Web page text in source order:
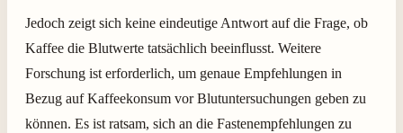
Jedoch zeigt sich keine eindeutige Antwort auf die Frage, ob
Kaffee die Blutwerte tatsächlich beeinflusst. Weitere
Forschung ist erforderlich, um genaue Empfehlungen in
Bezug auf Kaffeekonsum vor Blutuntersuchungen geben zu
können. Es ist ratsam, sich an die Fastenempfehlungen zu